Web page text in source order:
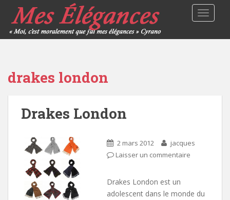
drakes london
Drakes London
2 mars 2012
jacques
Laisser un commentaire
Drakes London est un
adolescent dans le monde du